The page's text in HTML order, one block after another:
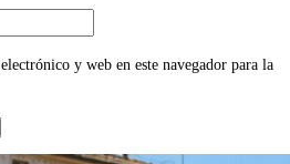
y web en este navegador para la